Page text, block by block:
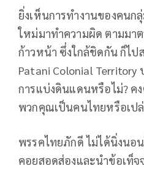
ยิ่งเห็นการทำงานของคน
ใหม่มาทำความผิด ตามมา
ก้าวหน้า ซึ่งใกล้ชิดกัน ก็ไ
Patani Colonial
การแบ่งดินแดนหรือไม่? ค
พวกคุณเป็นคนไทยหรือเป
พรรคไทยภักดี ไม่ได้นิ่งนอ
คอยสอดส่องและนำข้อเท็จ